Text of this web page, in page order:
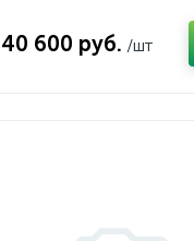
40 600 руб. /шт